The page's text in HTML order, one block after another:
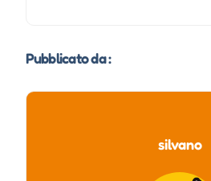
Pubblicato da :
silvano